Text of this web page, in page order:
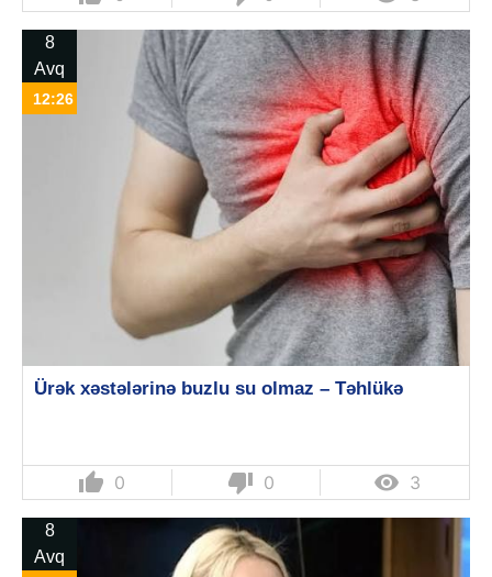
8
Avq
12:26
Ürək xəstələrinə buzlu su olmaz – Təhlükə
thumb_up 0 thumb_down 0  3
8
Avq